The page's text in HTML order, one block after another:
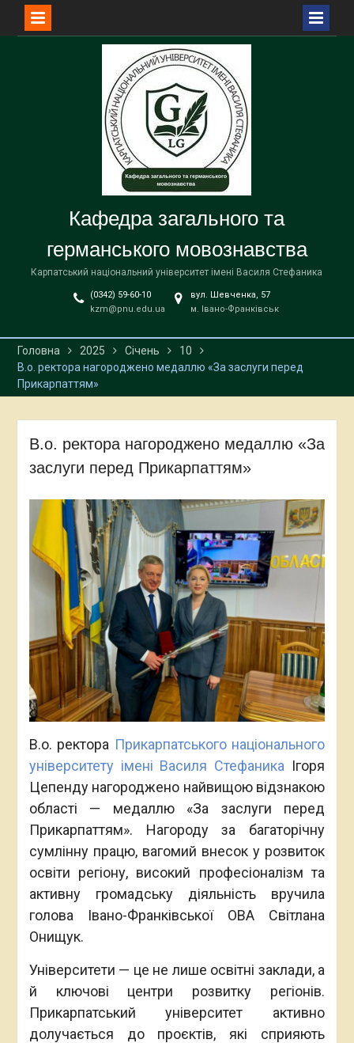
Кафедра загального та
германського мовознавства
Карпатський національний університет імені Василя Стефаника
(0342) 59-60-10
kzm@pnu.edu.ua
вул. Шевченка, 57
м. Івано-Франківськ
Головна 2025 Січень
10
В.о. ректора нагороджено медаллю «За заслуги перед
Прикарпаттям»
В.о. ректора нагороджено медаллю «За
заслуги перед Прикарпаттям»
В.о. ректора Прикарпатського національного
університету імені Василя Стефаника Ігоря
Цепенду нагороджено найвищою відзнакою
області — медаллю «За заслуги перед
Прикарпаттям». Нагороду за багаторічну
сумлінну працю, вагомий внесок у розвиток
освіти регіону, високий професіоналізм та
активну громадську діяльність вручила
голова Івано-Франківської ОВА Світлана
Онищук.
Університети — це не лише освітні заклади, а
й ключові центри розвитку регіонів.
Прикарпатський університет активно
долучається до проєктів, які сприяють